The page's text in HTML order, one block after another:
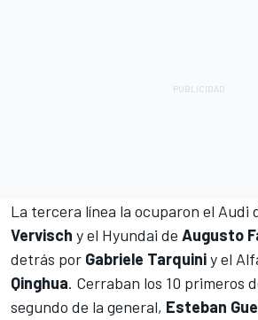
La tercera línea la ocuparon el Audi
Vervisch y el Hyundai de Augusto
detrás por Gabriele Tarquiniy el
Qinghua. Cerraban los 10 primeros
segundo de la general, Esteban